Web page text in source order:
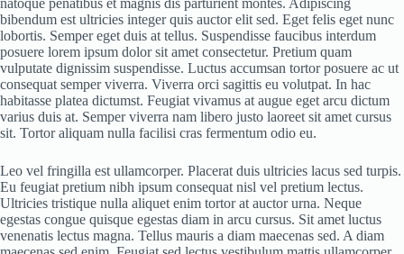
bibendum est ultricies integer quis auctor elit sed. Eget felis eget nunc
lobortis. Semper eget duis at tellus. Suspendisse faucibus interdum
posuere lorem ipsum dolor sit amet consectetur. Pretium quam
vulputate dignissim suspendisse. Luctus accumsan tortor posuere ac ut
consequat semper viverra. Viverra orci sagittis eu volutpat. In hac
habitasse platea dictumst. Feugiat vivamus at augue eget arcu dictum
varius duis at. Semper viverra nam libero justo laoreet sit amet cursus
sit. Tortor aliquam nulla facilisi cras fermentum odio eu.
Leo vel fringilla est ullamcorper. Placerat duis ultricies lacus sed turpis.
Eu feugiat pretium nibh ipsum consequat nisl vel pretium lectus.
Ultricies tristique nulla aliquet enim tortor at auctor urna. Neque
egestas congue quisque egestas diam in arcu cursus. Sit amet luctus
venenatis lectus magna. Tellus mauris a diam maecenas sed. A diam